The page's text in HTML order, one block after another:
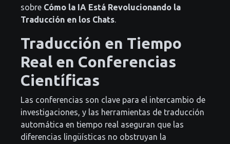
sobre Cómo la IA Está Revolucionando la
Traducción en los Chats
Traducción en Tiempo
Real en Conferencias
Científicas
Las conferencias son clave para el intercambio de
investigaciones, y las herramientas de traducción
automática en tiempo real aseguran que las
diferencias lingüísticas no obstruyan la